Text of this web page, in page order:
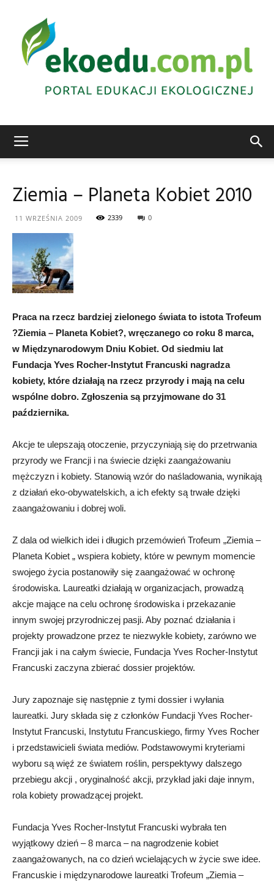
Ziemia – Planeta Kobiet 2010
11 WRZEŚNIA 2009 2339 0
Praca na rzecz bardziej zielonego świata to istota Trofeum
?Ziemia – Planeta Kobiet?, wręczanego co roku 8 marca,
w Międzynarodowym Dniu Kobiet. Od siedmiu lat
Fundacja Yves Rocher-Instytut Francuski nagradza
kobiety, które działają na rzecz przyrody i mają na celu
wspólne dobro. Zgłoszenia są przyjmowane do 31
października.
Akcje te ulepszają otoczenie, przyczyniają się do przetrwania
przyrody we Francji i na świecie dzięki zaangażowaniu
mężczyzn i kobiety. Stanowią wzór do naśladowania, wynikają
z działań eko-obywatelskich, a ich efekty są trwałe dzięki
zaangażowaniu i dobrej woli.
Z dala od wielkich idei i długich przemówień Trofeum „Ziemia –
Planeta Kobiet „ wspiera kobiety, które w pewnym momencie
swojego życia postanowiły się zaangażować w ochronę
środowiska. Laureatki działają w organizacjach, prowadzą
akcje mające na celu ochronę środowiska i przekazanie
innym swojej przyrodniczej pasji. Aby poznać działania i
projekty prowadzone przez te niezwykłe kobiety, zarówno we
Francji jak i na całym świecie, Fundacja Yves Rocher-Instytut
Francuski zaczyna zbierać dossier projektów.
Jury zapoznaje się następnie z tymi dossier i wyłania
laureatki. Jury składa się z członków Fundacji Yves Rocher-
Instytut Francuski, Instytutu Francuskiego, firmy Yves Rocher
i przedstawicieli świata mediów. Podstawowymi kryteriami
wyboru są więź ze światem roślin, perspektywy dalszego
przebiegu akcji , oryginalność akcji, przykład jaki daje innym,
rola kobiety prowadzącej projekt.
Fundacja Yves Rocher-Instytut Francuski wybrała ten
wyjątkowy dzień – 8 marca – na nagrodzenie kobiet
zaangażowanych, na co dzień wcielających w życie swe idee.
Francuskie i międzynarodowe laureatki Trofeum „Ziemia –